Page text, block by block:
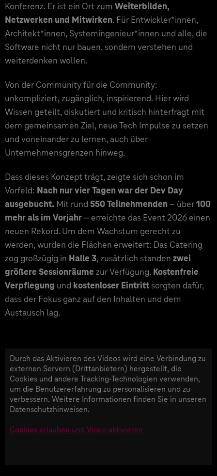
Konferenz. Er ist ein Ort zum Weiterbilden,
Netzwerken und Mitwirken. Für Entwickler*innen,
Architekt*innen, Systemingenieur*innen und alle, die
Software nicht nur bauen, sondern verstehen und
weiterdenken wollen.
Von der Community für die Community:
unkompliziert, zugänglich, inspirierend. Hier wird
Wissen geteilt, diskutiert und kritisch hinterfragt mit
dem gemeinsamen Ziel, neue Tech Impulse zu setzen
und voneinander zu lernen, auch über
Unternehmensgrenzen hinweg.
Dass dieses Konzept trägt, zeigte sich schon im
Vorfeld: Nach nur vier Tagen war der Dev Day
ausgebucht. Mit rund 550 Teilnehmenden – über100
mehr als im Vorjahr – erreichte das Event 2026 einen
neuen Rekord. Um dem Wachstum gerecht zu
werden, wurden die Flächen erweitert: Das Catering
zog großzügig in Halle 3, zusätzlich standen zwei
größere Sessionräume zur Verfügung. Kostenfreie
Verpflegung und kostenloser Eintritt sorgten dafür,
dass der Fokus ganz auf den Inhalten und dem
Austausch lag.
Durch das Aktivieren des Videos wird eine Verbindung zu
externen Servern (Drittanbietern) hergestellt, die
Cookies und andere Tracking-Technologien verwenden,
um die Benutzererfahrung zu personalisieren und zu
verbessern. Weitere Informationen finden Sie in unseren
Datenschutzhinweisen.
Cookies erlauben und Video aktivieren